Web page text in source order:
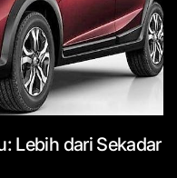
Lebih dari Sekadar